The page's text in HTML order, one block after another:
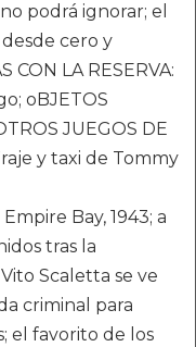
podrá ignorar; el
cero y
CON LA RESERVA:
oBJETOS
JUEGOS DE
y taxi de Tommy
Bay, 1943; a
tras la
Scaletta se ve
criminal para
el favorito de los